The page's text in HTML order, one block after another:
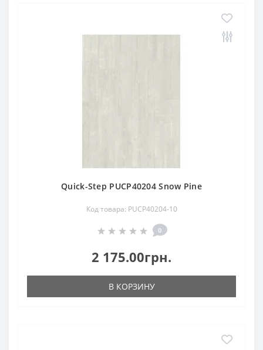
Quick-Step PUCP40204 Snow Pine
Код товара: PUCP40204-10
0
2 175.00грн.
В КОРЗИНУ